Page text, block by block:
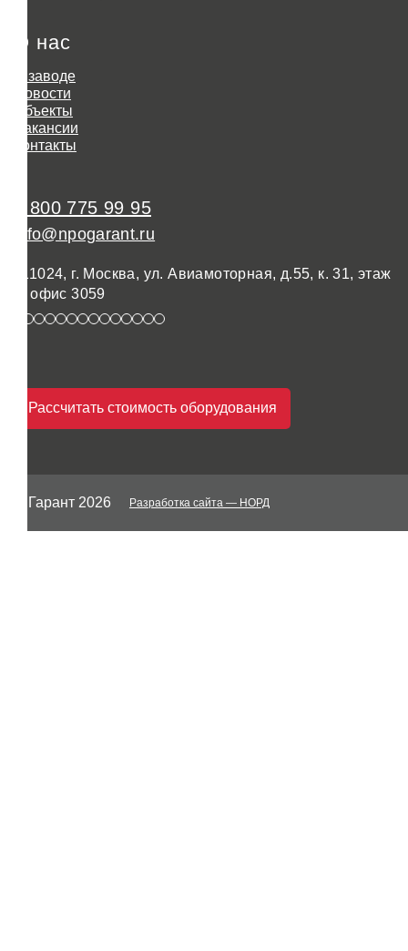
О нас
О заводе
Новости
Объекты
Вакансии
Контакты
8 800 775 99 95
info@npogarant.ru
111024, г. Москва, ул. Авиамоторная, д.55, к. 31, этаж
3, офис 3059
Рассчитать стоимость оборудования
© Гарант 2026 Разработка сайта — НОРД